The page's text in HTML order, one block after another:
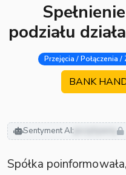
podziału
Przejęcia / Połączenia
BANK
Sentyment AI: pozytywny
Spółka